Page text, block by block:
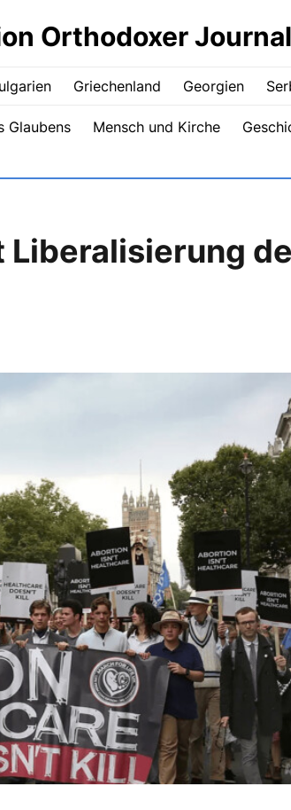
Orthodoxer
Griechenland Georgien
Glaubens Mensch und Kirche